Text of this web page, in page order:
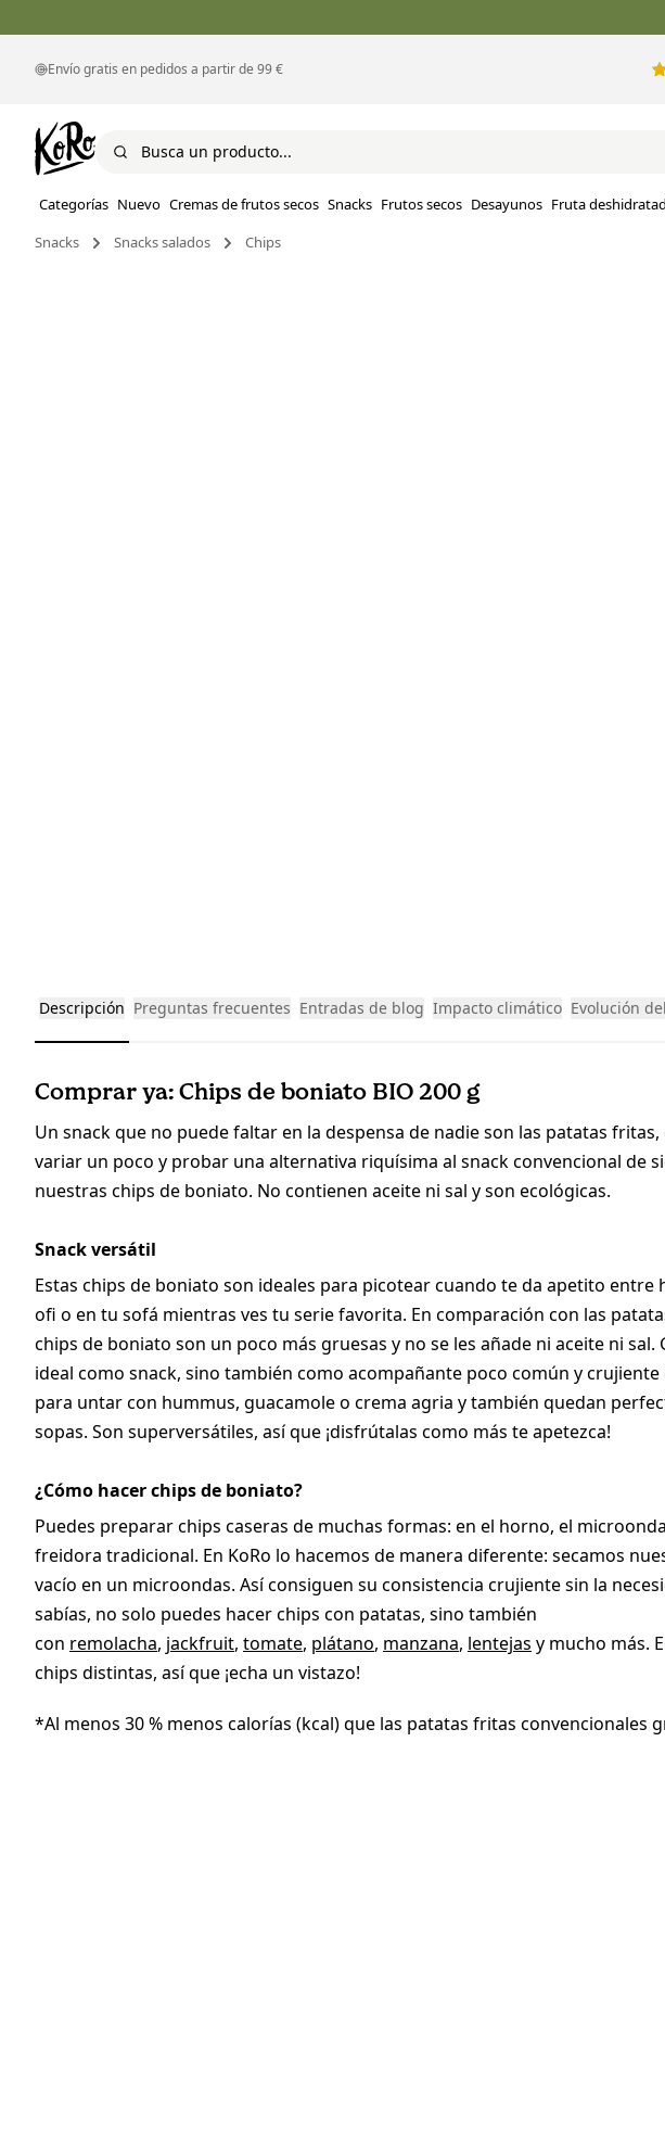
Envío gratis en pedidos a partir de 99 €
Categorías Nuevo Cremas de frutos secos Snacks Frutos secos Desayunos Fruta
Snacks
Snacks salados Chips
Descripción Preguntas frecuentes Entradas de blog Impacto climático Evolución
Comprar ya: Chips de boniato BIO 200 g
Un snack que no puede faltar en la despensa de nadie son las patatas
variar un poco y probar una alternativa riquísima al snack convencional de
nuestras chips de boniato. No contienen aceite ni sal y son ecológicas.
Snack versátil
Estas chips de boniato son ideales para picotear cuando te da apetito entre
ofi o en tu sofá mientras ves tu serie favorita. En comparación con las
chips de boniato son un poco más gruesas y no se les añade ni aceite ni sal.
ideal como snack, sino también como acompañante poco común y
para untar con hummus, guacamole o crema agria y también quedan
sopas. Son superversátiles, así que ¡disfrútalas como más te apetezca!
¿Cómo hacer chips de boniato?
Puedes preparar chips caseras de muchas formas: en el horno, el
freidora tradicional. En KoRo lo hacemos de manera diferente: secamos
vacío en un microondas. Así consiguen su consistencia crujiente sin la
sabías, no solo puedes hacer chips con patatas, sino también
con remolacha, jackfruit, tomate, plátano, manzana, lentejas y mucho más.
chips distintas, así que ¡echa un vistazo!
*Al menos 30 % menos calorías (kcal) que las patatas fritas convencionales